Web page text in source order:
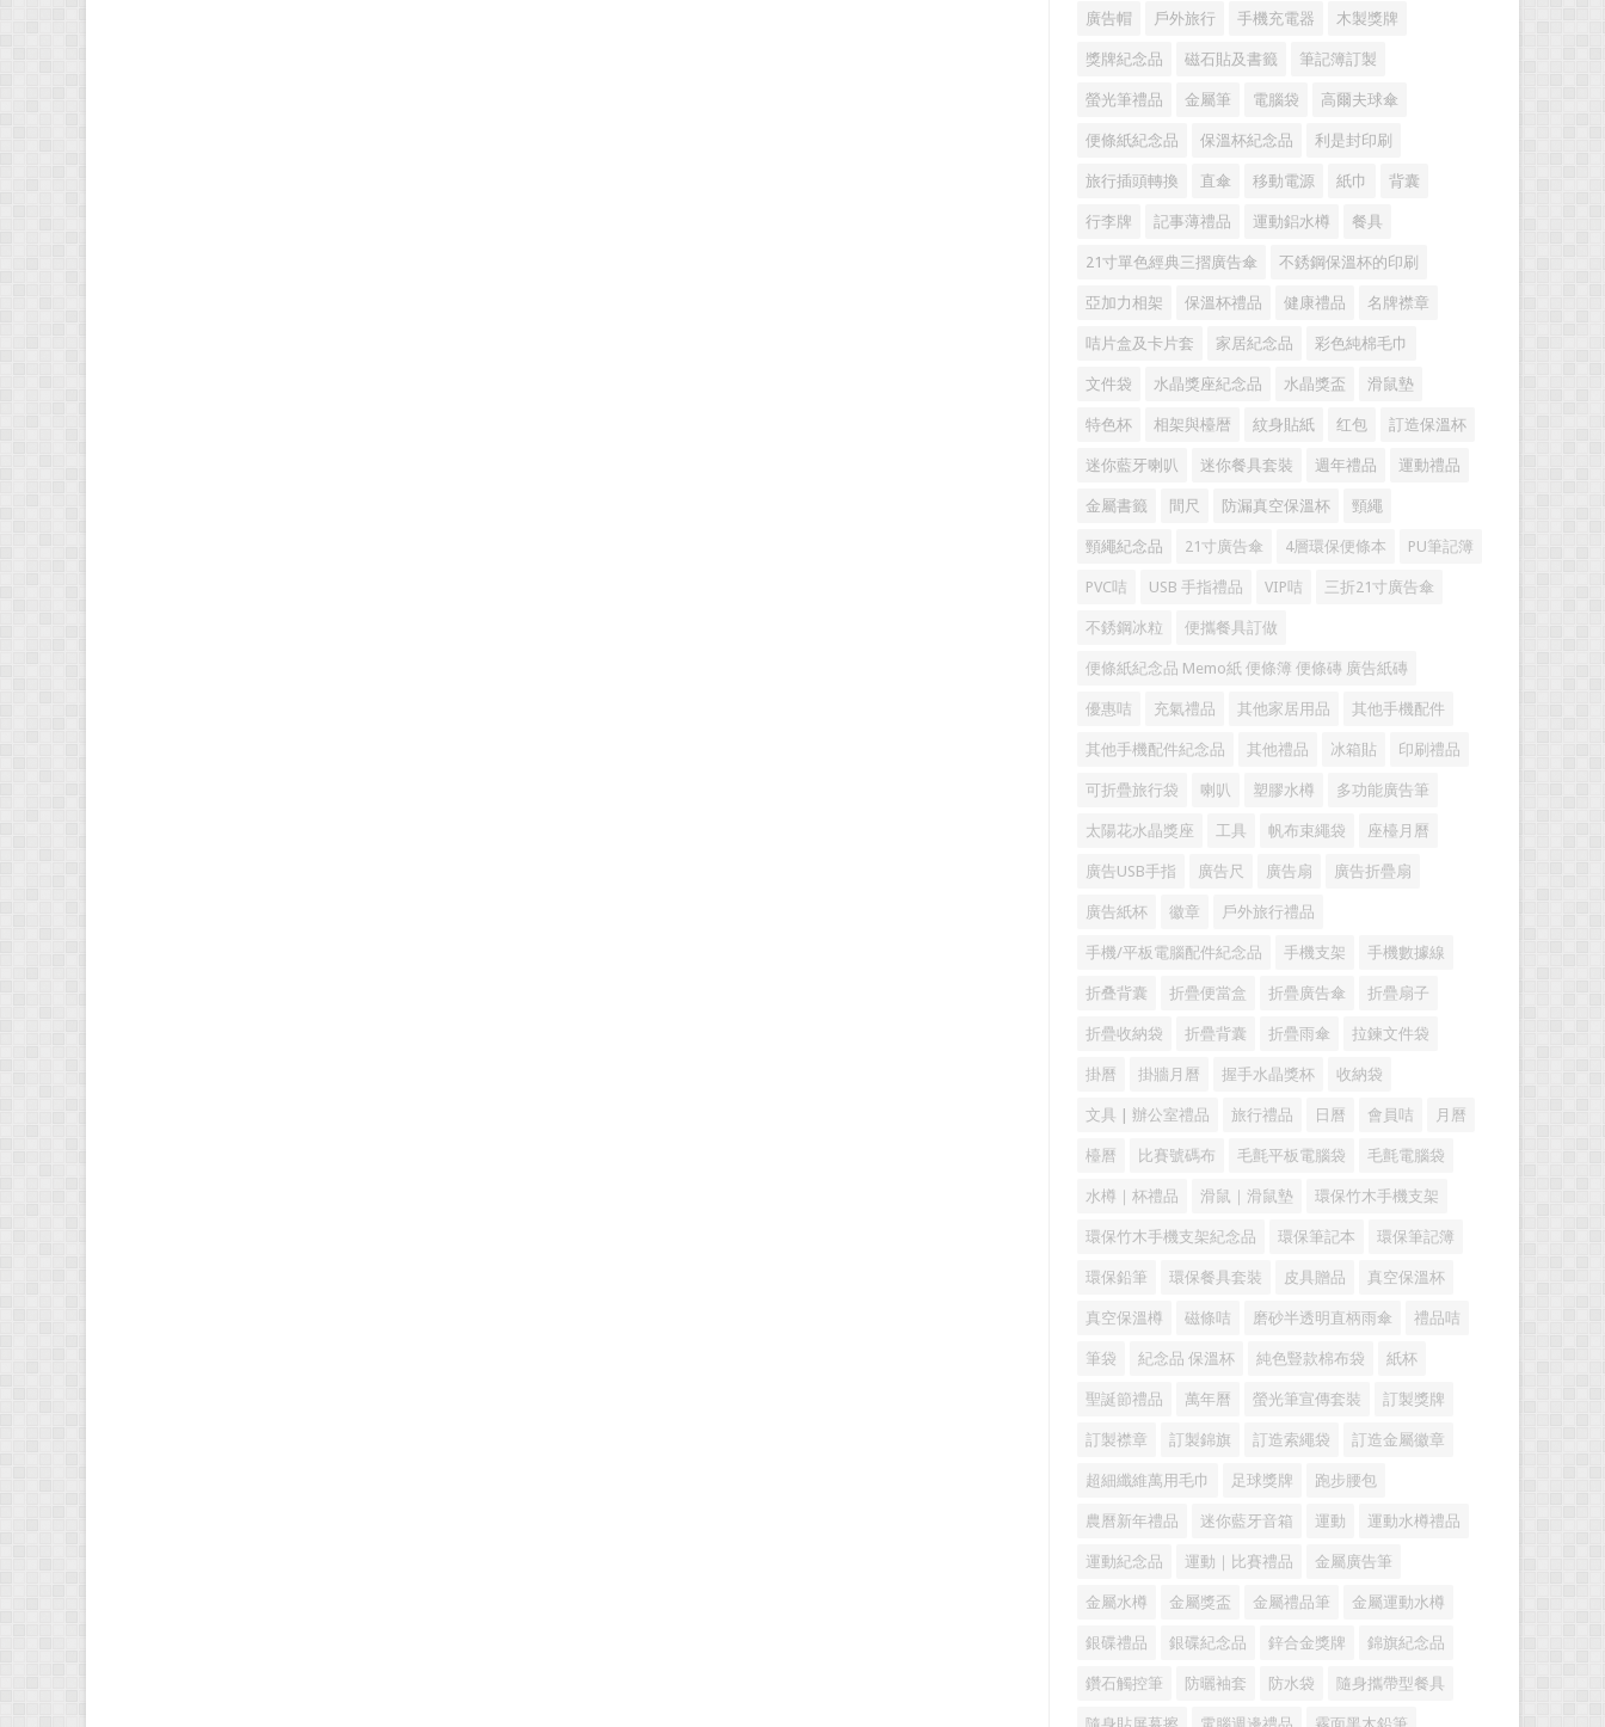
廣告帽 戶外旅行 手機充電器 木製獎牌
獎牌紀念品 磁石貼及書籤 筆記簿訂製
螢光筆禮品 金屬筆 電腦袋 高爾夫球傘
便條紙紀念品 保溫杯紀念品 利是封印刷
旅行插頭轉換 直傘 移動電源 紙巾 背囊
行李牌 記事薄禮品 運動鋁水樽 餐具
21寸單色經典三摺廣告傘 不銹鋼保溫杯的印刷
亞加力相架 保溫杯禮品 健康禮品 名牌襟章
咭片盒及卡片套 家居紀念品 彩色純棉毛巾
文件袋 水晶獎座紀念品 水晶獎盃 滑鼠墊
特色杯 相架與檯暦 紋身貼紙 红包 訂造保溫杯
迷你藍牙喇叭 迷你餐具套裝 週年禮品 運動禮品
金屬書籤 間尺 防漏真空保溫杯 頸繩
頸繩紀念品 21寸廣告傘 4層環保便條本 PU筆記簿
PVC咭 USB 手指禮品 VIP咭 三折21寸廣告傘
不銹鋼冰粒 便攜餐具訂做
便條紙紀念品 Memo紙 便條簿 便條磚 廣告紙磚
優惠咭 充氣禮品 其他家居用品 其他手機配件
其他手機配件紀念品 其他禮品 冰箱貼 印刷禮品
可折疊旅行袋 喇叭 塑膠水樽 多功能廣告筆
太陽花水晶獎座 工具 帆布束繩袋 座檯月曆
廣告USB手指 廣告尺 廣告扇 廣告折疊扇
廣告紙杯 徽章 戶外旅行禮品
手機/平板電腦配件紀念品 手機支架 手機數據線
折叠背囊 折疊便當盒 折疊廣告傘 折疊扇子
折疊收納袋 折疊背囊 折疊雨傘 拉鍊文件袋
掛曆 掛牆月曆 握手水晶獎杯 收納袋
文具 | 辦公室禮品 旅行禮品 日曆 會員咭 月曆
檯曆 比賽號碼布 毛氈平板電腦袋 毛氈電腦袋
水樽｜杯禮品 滑鼠｜滑鼠墊 環保竹木手機支架
環保竹木手機支架紀念品 環保筆記本 環保筆記簿
環保鉛筆 環保餐具套裝 皮具贈品 真空保溫杯
真空保溫樽 磁條咭 磨砂半透明直柄雨傘 禮品咭
筆袋 紀念品 保溫杯 純色豎款棉布袋 紙杯
聖誕節禮品 萬年曆 螢光筆宣傳套裝 訂製獎牌
訂製襟章 訂製錦旗 訂造索繩袋 訂造金屬徽章
超細纖維萬用毛巾 足球獎牌 跑步腰包
農曆新年禮品 迷你藍牙音箱 運動 運動水樽禮品
運動紀念品 運動｜比賽禮品 金屬廣告筆
金屬水樽 金屬獎盃 金屬禮品筆 金屬運動水樽
銀碟禮品 銀碟紀念品 鋅合金獎牌 錦旗紀念品
鑽石觸控筆 防曬袖套 防水袋 隨身攜帶型餐具